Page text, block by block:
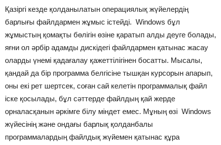
Қазіргі кезде қолданылатын операциялық жүйелердің
барлығы файлдармен жұмыс істейді. Windows бұл
жұмыстың қомақты бөлігін өзіне қаратып алды деуге болады,
яғни ол әрбір адамды дискідегі файлдармен қатынас жасау
оларды үнемі қадағалау қажеттілігінен босатты. Мысалы,
қандай да бір программа белгісіне тышқан курсорын апарып,
оны екі рет шертсек, соған сай келетін программалық файл
іске қосылады, бұл сәттерде файлдың қай жерде
орналасқанын әркімге білу міндет емес. Мұның өзі Windows
жүйесінің және ондағы барлық қолданбалы
программалардың файлдық жүйемен қатынас құра